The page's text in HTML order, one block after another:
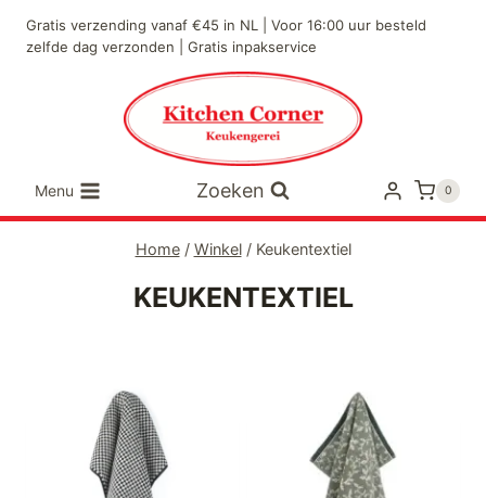
naar
Gratis verzending vanaf €45 in NL | Voor 16:00 uur besteld
zelfde dag verzonden | Gratis inpakservice
Menu Zoeken 0
Home / Winkel / Keukentextiel
KEUKENTEXTIEL